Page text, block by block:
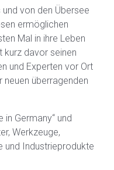
von den Übersee
ermöglichen
Mal in ihre Leben
kurz davor seinen
und Experten vor Ort
neuen überragenden
Germany“ und
Werkzeuge,
und Industrieprodukte